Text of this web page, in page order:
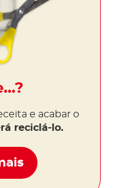
e acabar o
reciclá-lo.